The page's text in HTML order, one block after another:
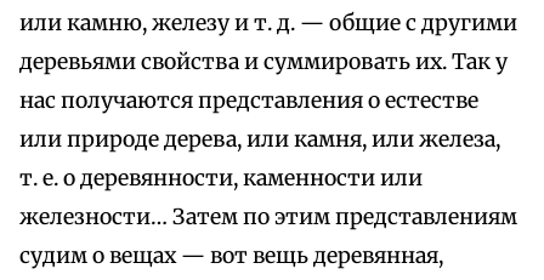
или камню, железу и т. д. — общие с другими
деревьями свойства и суммировать их. Так у
нас получаются представления о естестве
или природе дерева, или камня, или железа,
т. е. о деревянности, каменности или
железности… Затем по этим представлениям
судим о вещах — вот вещь деревянная,